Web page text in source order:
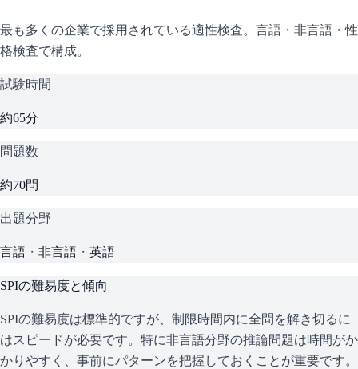
最も多くの企業で採用されている適性検査。言語・非言語・性
格検査で構成。
試験時間
約65分
問題数
約70問
出題分野
言語・非言語・英語
SPIの難易度と傾向
SPIの難易度は標準的ですが、制限時間内に全問を解き切るに
はスピードが必要です。特に非言語分野の推論問題は時間がか
かりやすく、事前にパターンを把握しておくことが重要です。